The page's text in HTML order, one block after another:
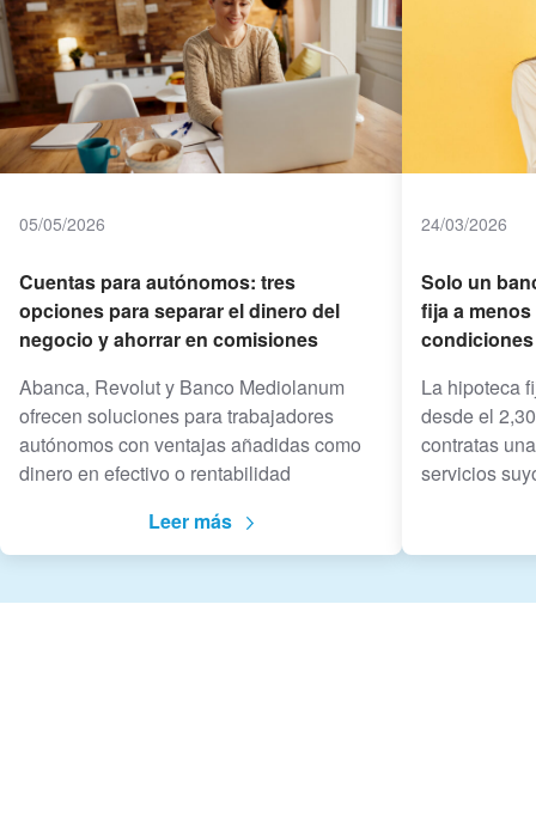
05/05/2026
Cuentas para autónomos: tres
opciones para separar el dinero del
negocio y ahorrar en comisiones
Abanca, Revolut y Banco Mediolanum
ofrecen soluciones para trabajadores
autónomos con ventajas añadidas como
dinero en efectivo o rentabilidad
Leer más
24/03/2026
Solo un
fija a
condiciones
La hipoteca
desde el
contratas
servicios